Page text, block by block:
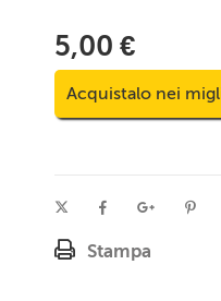
5,00 €
Acquistalo nei
Stampa